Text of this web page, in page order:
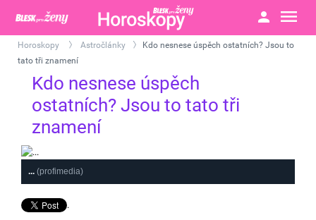
Horoskopy Astročlánky
Kdo nesnese úspěch ostatních? Jsou to
tato tři znamení
Kdo nesnese úspěch
ostatních? Jsou to tato tři
znamení
... (profimedia)
.